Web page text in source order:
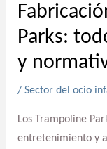
Parks:
y
/ Sector del ocio
Los Trampoline
entretenimiento y